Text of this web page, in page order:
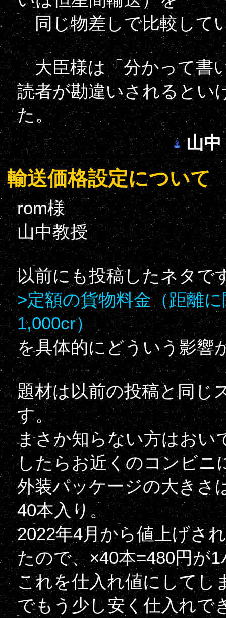
同じ物差しで比較して
大臣様は「分かって書
読者が勘違いされるとい
た。
山中
輸送価格設定について
rom様
山中教授
以前にも投稿したネタで
>定額の貨物料金（距離
1,000cr）
を具体的にどういう影響
題材は以前の投稿と同じ
す。
まさか知らない方はおい
したらお近くのコンビニ
外装パッケージの大きさ
40本入り。
2022年4月から値上げさ
たので、×40本=480円が
これを仕入れ値にしてし
でもう少し安く仕入れで